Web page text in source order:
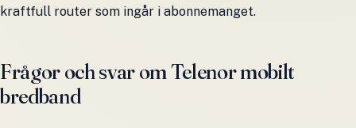
kraftfull router som ingår i abonnemanget.
Frågor och svar om Telenor mobilt
bredband